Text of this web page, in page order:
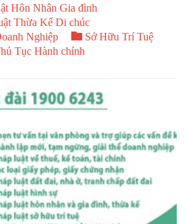
Hôn Nhân Gia đình
Thừa Kế Di chúc
Nghiệp  Sở Hữu Trí Tuệ
Tục Hành chính